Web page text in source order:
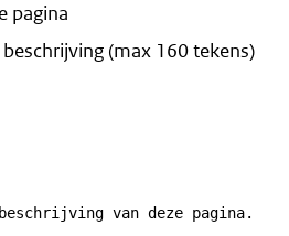
pagina
(max 160 tekens)